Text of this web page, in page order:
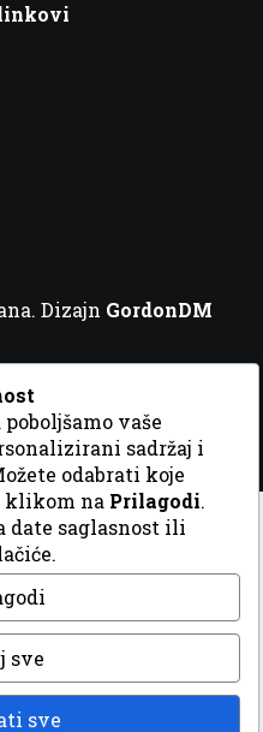
Dizajn GordonDM
vaše
sadržaj i
odabrati koje
klikom na Prilagodi.
date saglasnost ili
sve
sve